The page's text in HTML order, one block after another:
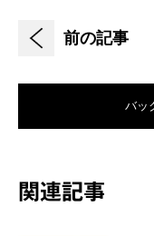
前の記事
バッ
関連記事